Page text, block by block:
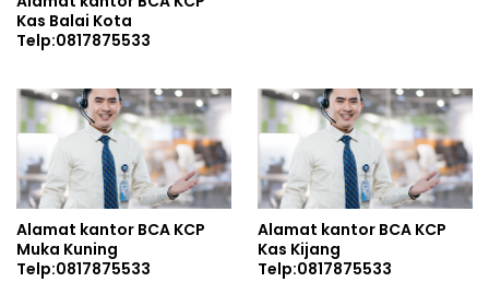
Kas Balai Kota
Telp:0817875533
Alamat kantor BCA KCP
Muka Kuning
Telp:0817875533
Alamat kantor BCA KCP
Kas Kijang
Telp:0817875533